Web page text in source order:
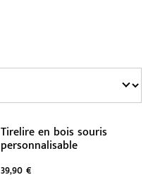
Tirelire en bois souris
personnalisable
39,90 €